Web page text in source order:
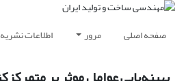
صفحه اصلی مرور اطلاعات نشریه